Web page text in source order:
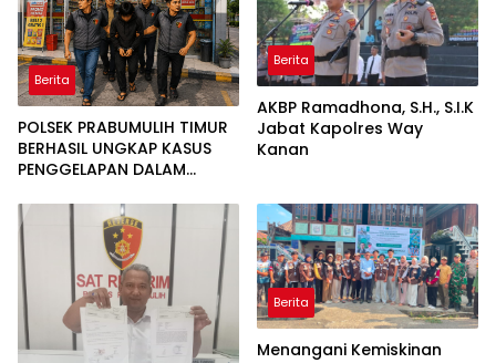
Berita
POLSEK PRABUMULIH TIMUR
BERHASIL UNGKAP KASUS
PENGGELAPAN DALAM
DIAMANKAN TEAM OPSNAL
URC
Berita
AKBP Ramadhona, S.H., S.I.K
Jabat Kapolres Way
Kanan
Berita
Menangani Kemiskinan